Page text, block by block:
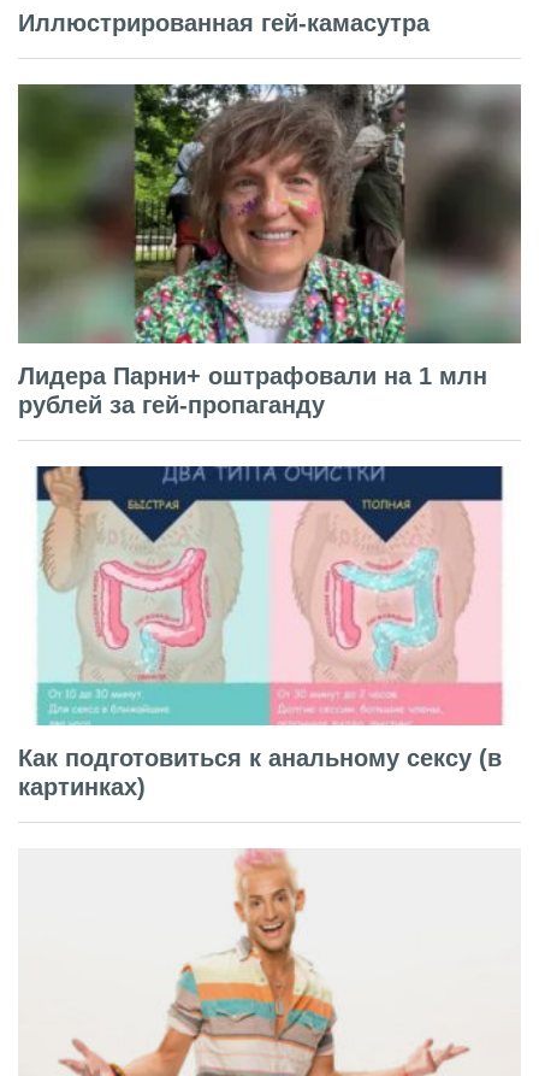
Иллюстрированная гей-камасутра
Лидера Парни+ оштрафовали на 1 млн
рублей за гей-пропаганду
Как подготовиться к анальному сексу (в
картинках)